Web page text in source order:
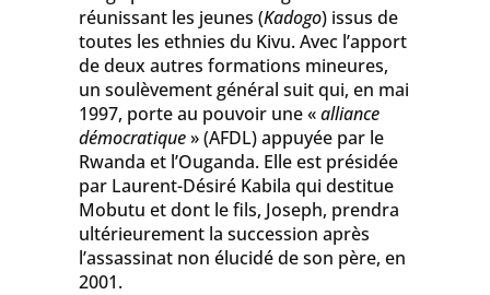
réunissant les jeunes (Kadogo) issus de
toutes les ethnies du Kivu. Avec l’apport
de deux autres formations mineures,
un soulèvement général suit qui, en mai
1997, porte au pouvoir une «alliance
démocratique» (AFDL) appuyée par le
Rwanda et l’Ouganda. Elle est présidée
par Laurent-Désiré Kabila qui destitue
Mobutu et dont le fils, Joseph, prendra
ultérieurement la succession après
l’assassinat non élucidé de son père, en
2001.